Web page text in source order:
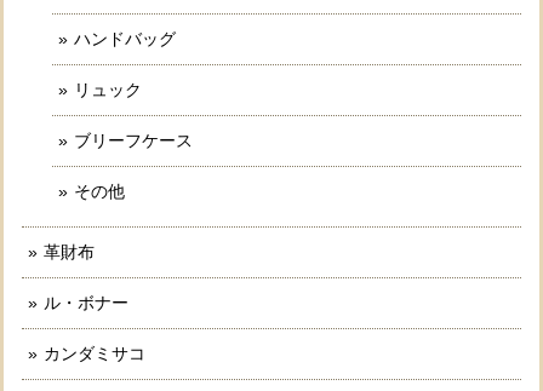
ハンドバッグ
リュック
ブリーフケース
その他
革財布
ル・ボナー
カンダミサコ